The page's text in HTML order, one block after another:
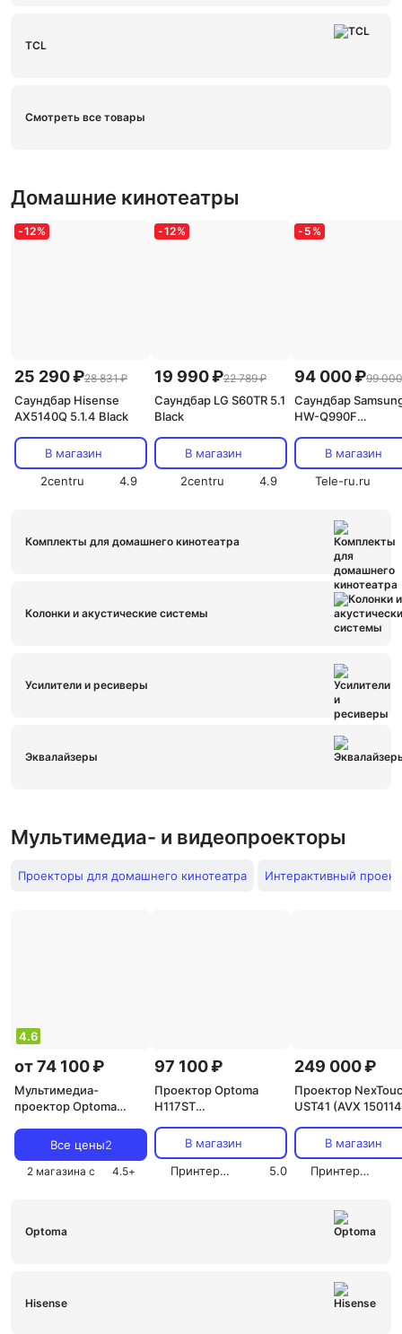
TCL
Смотреть все товары
Домашние кинотеатры
-12%
25 290 ₽28 831 ₽
Саундбар Hisense
AX5140Q 5.1.4 Black
В магазин
2centru
4.9
-12%
19 990 ₽22 789 ₽
Саундбар LG S60TR 5.1
Black
В магазин
2centru
4.9
- 5 %
94 000 ₽99
Саундбар
HW-Q990F
Въетнам)В магазин
Tele-ru.ru
Комплекты для домашнего кинотеатра
Колонки и акустические системы
Усилители и ресиверы
Эквалайзеры
Мультимедиа- и видеопроекторы
Проекторы для домашнего кинотеатра Интерактивный
4.6
от 74 100 ₽
Мультимедиа-
проектор Optoma
Все цены2
2 магазина с 4.5+
97 100 ₽
Проектор Optoma
H117ST
В магазин
Принтер-Плоттер.ру
5.0
249 000 ₽
Проектор
UST41 (AVX
В магазин
Принтер-Плоттер.ру
Optoma
Hisense